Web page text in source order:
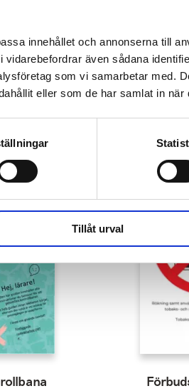
innehållet och annonserna till
även sådana
som vi samarbetar med.
eller som de har samlat in
Tillåt urval
€
för